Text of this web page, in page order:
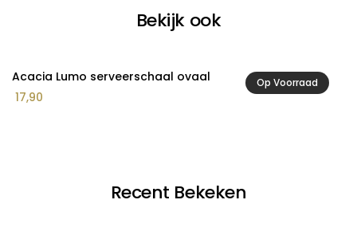
Bekijk ook
Op Voorraad
Acacia Lumo serveerschaal ovaal
17,90
Recent Bekeken